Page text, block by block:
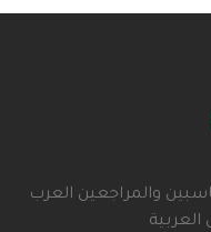
والمراجعين العرب